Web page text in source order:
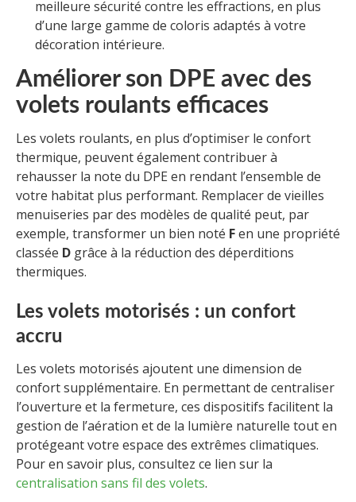
meilleure sécurité contre les effractions, en plus
d’une large gamme de coloris adaptés à votre
décoration intérieure.
Améliorer son DPE avec des
volets roulants efficaces
Les volets roulants, en plus d’optimiser le confort
thermique, peuvent également contribuer à
rehausser la note du DPE en rendant l’ensemble de
votre habitat plus performant. Remplacer de vieilles
menuiseries par des modèles de qualité peut, par
exemple, transformer un bien noté Fen une propriété
classée D grâce à la réduction des déperditions
thermiques.
Les volets motorisés : un confort
accru
Les volets motorisés ajoutent une dimension de
confort supplémentaire. En permettant de centraliser
l’ouverture et la fermeture, ces dispositifs facilitent la
gestion de l’aération et de la lumière naturelle tout en
protégeant votre espace des extrêmes climatiques.
Pour en savoir plus, consultez ce lien sur la
centralisation sans fil des volets.